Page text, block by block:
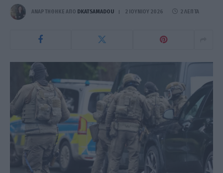
ΑΝΑΡΤΗΘΗΚΕ ΑΠΟ DKATSAMADOU 2 ΙΟΥΝΊΟΥ 2026 2 ΛΕΠΤΆ